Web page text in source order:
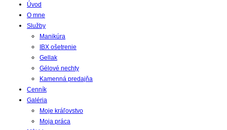
Úvod
O mne
Služby
Manikúra
IBX ošetrenie
Gellak
Gélové nechty
Kamenná predajňa
Cenník
Galéria
Moje kráľovstvo
Moja práca